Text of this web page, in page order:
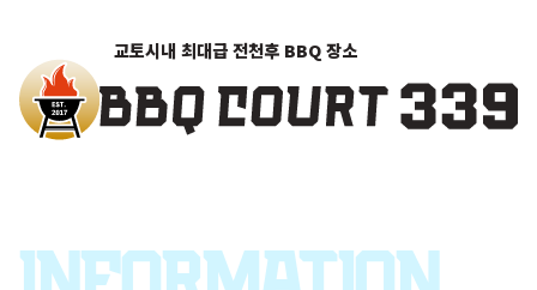
교토시내 최대급 전천후 BBQ 장소